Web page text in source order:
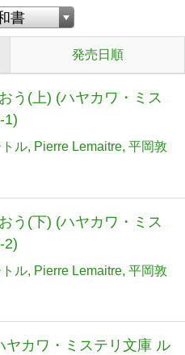
発売日順
う(上) (ハヤカワ・ミス
1)
ル Pierre Lemaitre 平岡敦
う(下) (ハヤカワ・ミス
2)
ル Pierre Lemaitre 平岡敦
ヤカワ・ミステリ文庫 ル